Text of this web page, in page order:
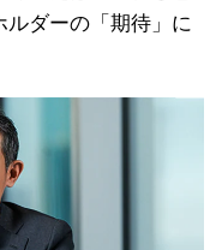
ダーの「期待」に